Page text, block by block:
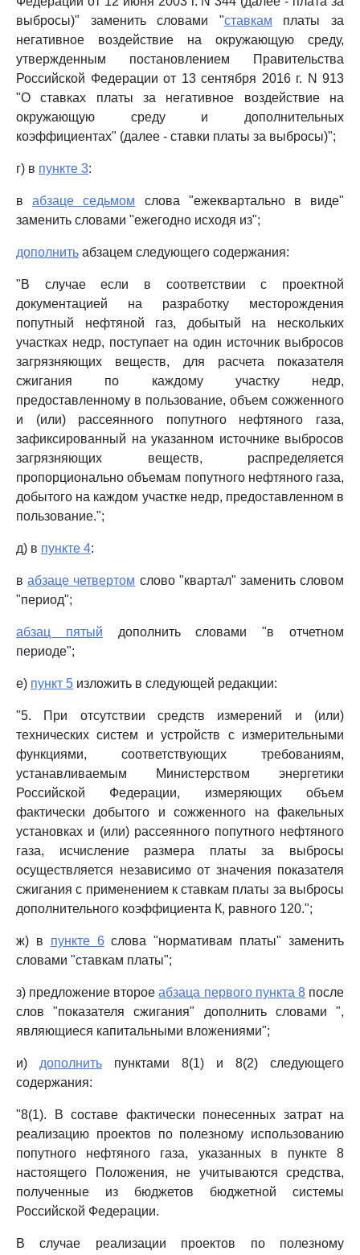
выбросы)" заменить словами "ставкам платы за
негативное воздействие на окружающую среду,
утвержденным постановлением Правительства
Российской Федерации от 13 сентября 2016 г. N 913
"О ставках платы за негативное воздействие на
окружающую среду и дополнительных
коэффициентах" (далее - ставки платы за выбросы)";
г) в пункте 3:
вабзаце седьмом слова "ежеквартально в виде"
заменить словами "ежегодно исходя из";
дополнить абзацем следующего содержания:
"В случае если в соответствии с проектной
документацией на разработку месторождения
попутный нефтяной газ, добытый на нескольких
участках недр, поступает на один источник выбросов
загрязняющих веществ, для расчета показателя
сжигания по каждому участку недр,
предоставленному в пользование, объем сожженного
и (или) рассеянного попутного нефтяного газа,
зафиксированный на указанном источнике выбросов
загрязняющих веществ, распределяется
пропорционально объемам попутного нефтяного газа,
добытого на каждом участке недр, предоставленном в
пользование.";
д) в пункте 4:
вабзаце четвертом слово "квартал" заменить словом
"период";
абзац пятый дополнить словами "в отчетном
периоде";
е) пункт 5 изложить в следующей редакции:
"5. При отсутствии средств измерений и (или)
технических систем и устройств с измерительными
функциями, соответствующих требованиям,
устанавливаемым Министерством энергетики
Российской Федерации, измеряющих объем
фактически добытого и сожженного на факельных
установках и (или) рассеянного попутного нефтяного
газа, исчисление размера платы за выбросы
осуществляется независимо от значения показателя
сжигания с применением к ставкам платы за выбросы
дополнительного коэффициента К, равного 120.";
ж) в пункте 6слова "нормативам платы" заменить
словами "ставкам платы";
з) предложение второеабзаца первого пункта 8после
слов "показателя сжигания" дополнить словами ",
являющиеся капитальными вложениями";
и) дополнить пунктами 8(1) и 8(2) следующего
содержания:
"8(1). В составе фактически понесенных затрат на
реализацию проектов по полезному использованию
попутного нефтяного газа, указанных в пункте 8
настоящего Положения, не учитываются средства,
полученные из бюджетов бюджетной системы
Российской Федерации.
В случае реализации проектов по полезному